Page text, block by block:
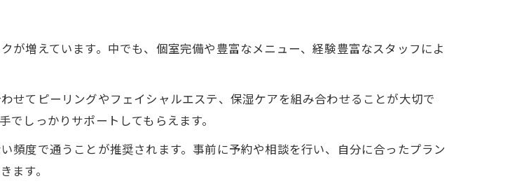
痩身が一度に受けられるケア術
話題の美肌ケア方法とは
ン利用で得られる安心感と成果
叶う痩身メニューの最新事情
を両立した美肌維持の秘訣
痩身で叶う持続的なニキビケア
増えています。中でも、個室完備や豊富なメニュー、経験豊富なスタッフによ
せてピーリングやフェイシャルエステ、保湿ケアを組み合わせることが大切で
しっかりサポートしてもらえます。
頻度で通うことが推奨されます。事前に予約や相談を行い、自分に合ったプラン
ます。